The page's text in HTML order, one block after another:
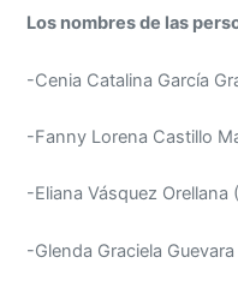
Los nombres de las
-Cenia Catalina García
-Fanny Lorena Castillo
-Eliana Vásquez Orellana
-Glenda Graciela